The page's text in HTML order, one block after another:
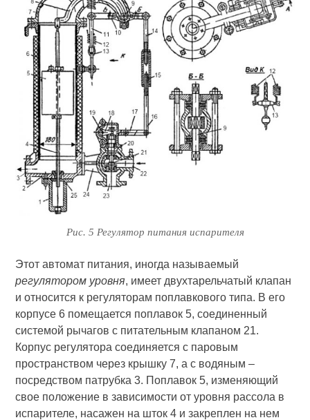
Рис. 5 Регулятор питания испарителя
Этот автомат питания, иногда называемый
регулятором уровня, имеет двухтарельчатый клапан
и относится к регуляторам поплавкового типа. В его
корпусе 6 помещается поплавок 5, соединенный
системой рычагов с питательным клапаном 21.
Корпус регулятора соединяется с паровым
пространством через крышку 7, а с водяным –
посредством патрубка 3. Поплавок 5, изменяющий
свое положение в зависимости от уровня рассола в
испарителе, насажен на шток 4 и закреплен на нем